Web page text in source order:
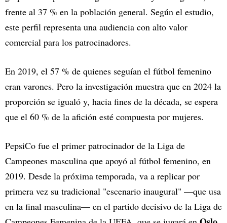
frente al 37 % en la población general. Según el estudio,
este perfil representa una audiencia con alto valor
comercial para los patrocinadores.
En 2019, el 57 % de quienes seguían el fútbol femenino
eran varones. Pero la investigación muestra que en 2024 la
proporción se igualó y, hacia fines de la década, se espera
que el 60 % de la afición esté compuesta por mujeres.
PepsiCo fue el primer patrocinador de la Liga de
Campeones masculina que apoyó al fútbol femenino, en
2019. Desde la próxima temporada, va a replicar por
primera vez su tradicional "escenario inaugural" —que usa
en la final masculina— en el partido decisivo de la Liga de